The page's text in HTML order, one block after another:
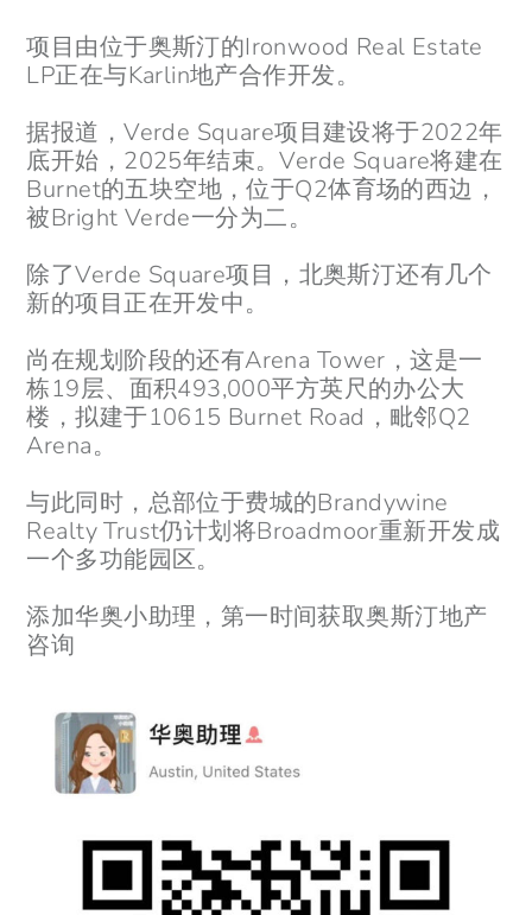
项目由位于奥斯汀的Ironwood Real Estate
LP正在与Karlin地产合作开发。
据报道，Verde Square项目建设将于2022年
底开始，2025年结束。Verde Square将建在
Burnet的五块空地，位于Q2体育场的西边，
被Bright Verde一分为二。
除了Verde Square项目，北奥斯汀还有几个
新的项目正在开发中。
尚在规划阶段的还有Arena Tower，这是一
栋19层、面积493,000平方英尺的办公大
楼，拟建于10615 Burnet Road，毗邻Q2
Arena。
与此同时，总部位于费城的Brandywine
Realty Trust仍计划将Broadmoor重新开发成
一个多功能园区。
添加华奥小助理，第一时间获取奥斯汀地产
咨询